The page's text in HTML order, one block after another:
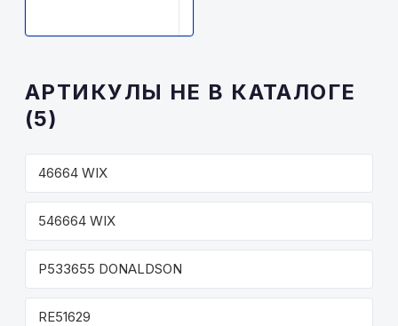
АРТИКУЛЫ НЕ В КАТАЛОГЕ
(5)
46664 WIX
546664 WIX
P533655 DONALDSON
RE51629